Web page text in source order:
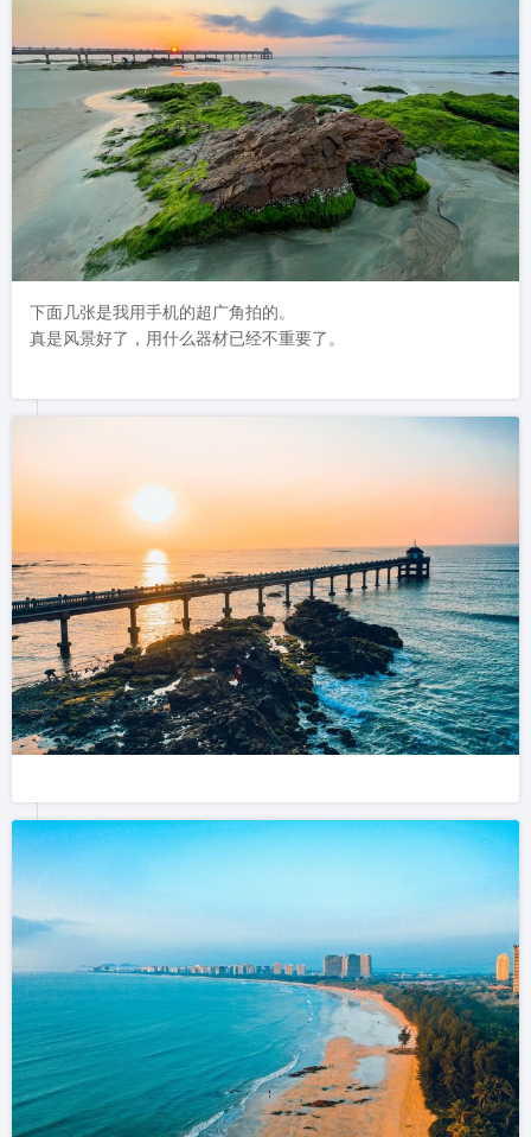
下面几张是我用手机的超广角拍的。
真是风景好了，用什么器材已经不重要了。